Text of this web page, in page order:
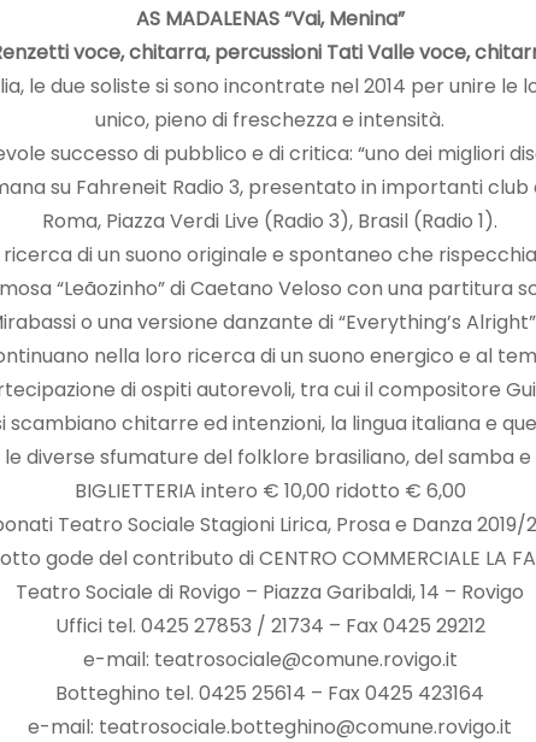
AS MADALENAS “Vai, Menina”
voce, chitarra, percussioni Tati Valle voce,
le due soliste si sono incontrate nel 2014 per unire
unico, pieno di freschezza e intensità.
successo di pubblico e di critica: “uno dei migliori
su Fahreneit Radio 3, presentato in importanti
Roma, Piazza Verdi Live (Radio 3), Brasil (Radio 1).
di un suono originale e spontaneo che
“Leãozinho” di Caetano Veloso con una partitura
o una versione danzante di “Everything’s
nella loro ricerca di un suono energico e al
di ospiti autorevoli, tra cui il compositore
chitarre ed intenzioni, la lingua italiana e
diverse sfumature del folklore brasiliano, del samba e
BIGLIETTERIA intero € 10,00 ridotto € 6,00
Teatro Sociale Stagioni Lirica, Prosa e Danza 2019/
gode del contributo di CENTRO COMMERCIALE LA
Teatro Sociale di Rovigo – Piazza Garibaldi, 14 – Rovigo
Uffici tel. 0425 27853 / 21734 – Fax 0425 29212
e-mail: teatrosociale@comune.rovigo.it
Botteghino tel. 0425 25614 – Fax 0425 423164
e-mail: teatrosociale.botteghino@comune.rovigo.it